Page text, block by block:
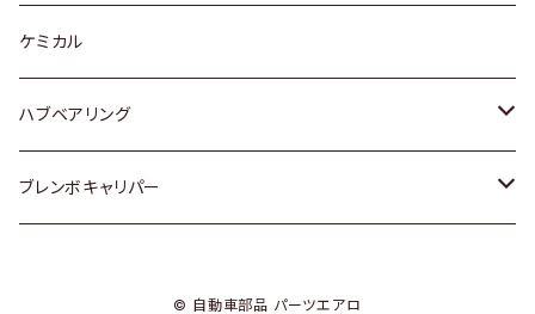
スバル
スバル
スズキ
日産
ダイハツ
ディーデル洗浄添加剤
ケミカル
ハブベアリング
トヨタ
ブレンボキャリパー
© 自動車部品 パーツエアロ